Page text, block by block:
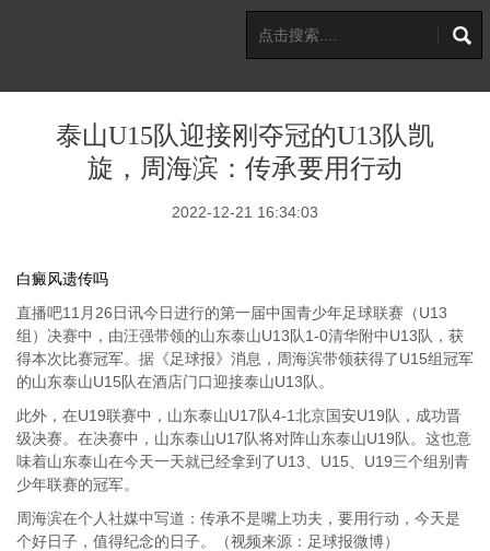
泰山U15队迎接刚夺冠的U13队凯
旋，周海滨：传承要用行动
2022-12-21 16:34:03
白癜风遗传吗
直播吧11月26日讯今日进行的第一届中国青少年足球联赛（U13
组）决赛中，由汪强带领的山东泰山U13队1-0清华附中U13队，获
得本次比赛冠军。据《足球报》消息，周海滨带领获得了U15组冠军
的山东泰山U15队在酒店门口迎接泰山U13队。
此外，在U19联赛中，山东泰山U17队4-1北京国安U19队，成功晋
级决赛。在决赛中，山东泰山U17队将对阵山东泰山U19队。这也意
味着山东泰山在今天一天就已经拿到了U13、U15、U19三个组别青
少年联赛的冠军。
周海滨在个人社媒中写道：传承不是嘴上功夫，要用行动，今天是
个好日子，值得纪念的日子。（视频来源：足球报微博）